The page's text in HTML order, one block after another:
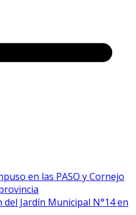
en las PASO y Cornejo
Jardín Municipal N°14 en